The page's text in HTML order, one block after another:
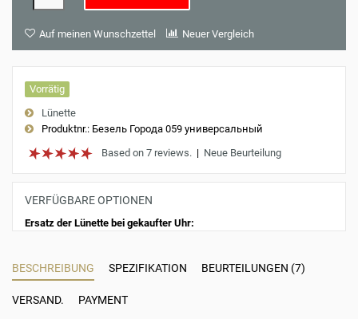
Auf meinen Wunschzettel Neuer Vergleich
Vorrätig
Lünette
Produktnr.: Безель Города 059 универсальный
Based on 7 reviews. | Neue Beurteilung
VERFÜGBARE OPTIONEN
Ersatz der Lünette bei gekaufter Uhr:
BESCHREIBUNG SPEZIFIKATION BEURTEILUNGEN (7)
VERSAND. PAYMENT